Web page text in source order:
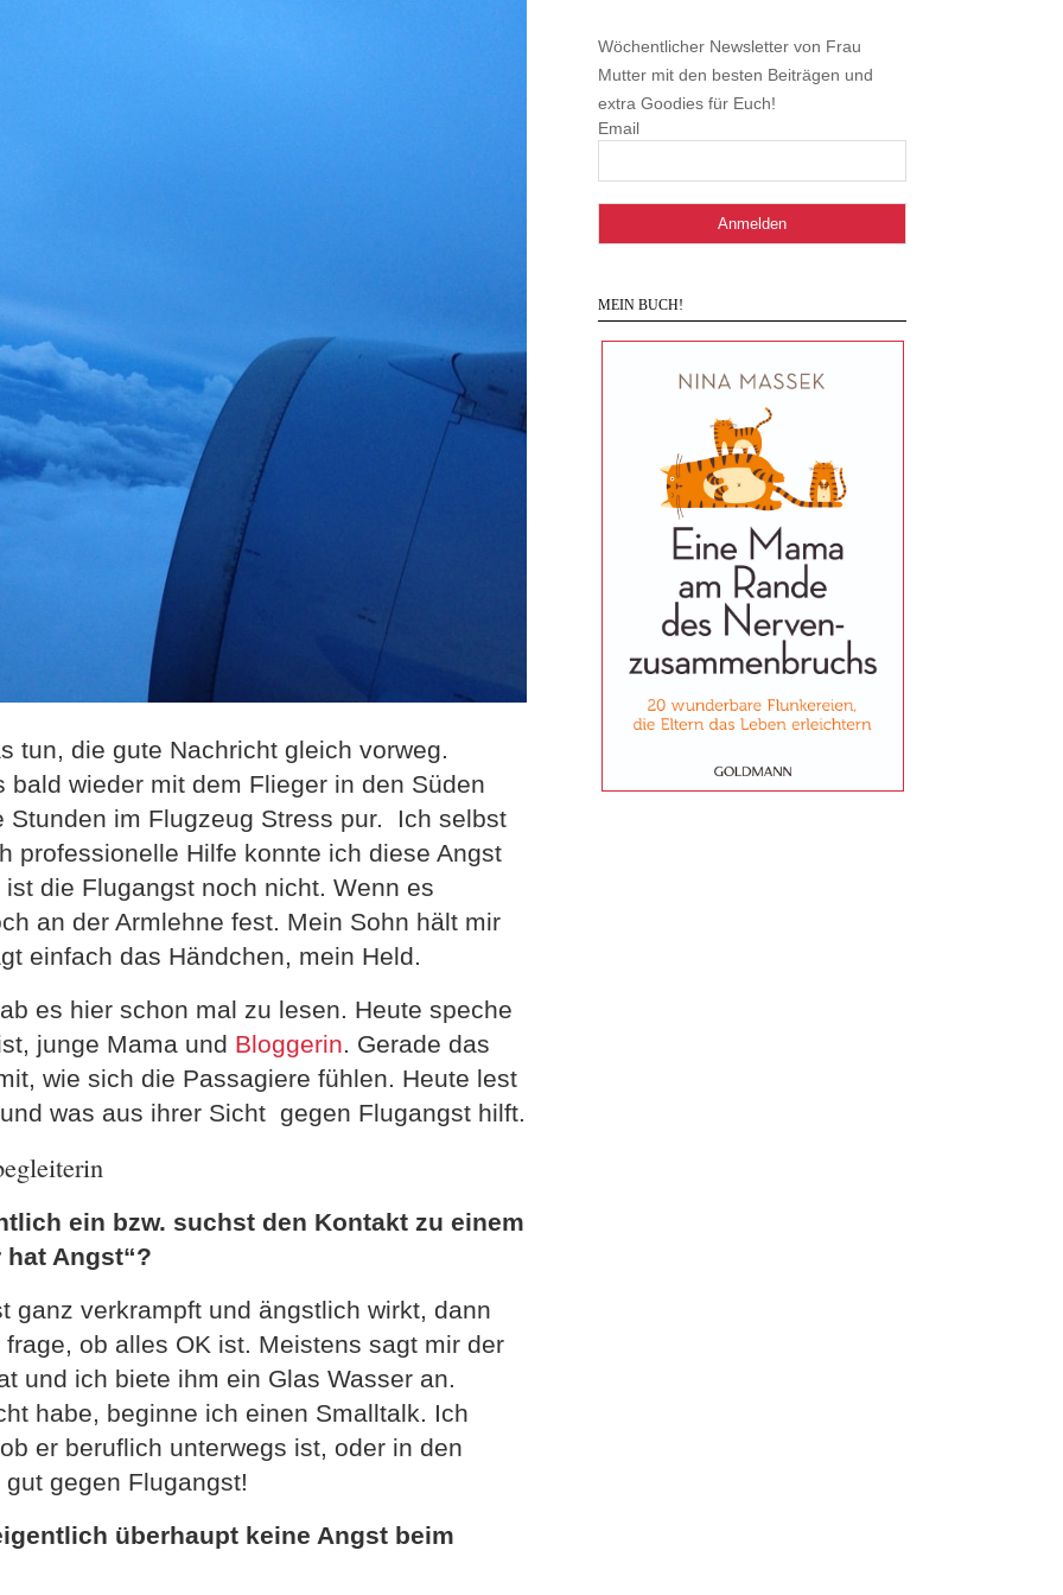
tun, die gute Nachricht gleich vorweg.
wieder mit dem Flieger in den Süden
Stunden im Flugzeug Stress pur. Ich selbst
professionelle Hilfe konnte ich diese Angst
die Flugangst noch nicht. Wenn es
an der Armlehne fest. Mein Sohn hält mir
einfach das Händchen, mein Held.
es hier schon mal zu lesen. Heute speche
junge Mama und Bloggerin. Gerade das
wie sich die Passagiere fühlen. Heute lest
was aus ihrer Sicht gegen Flugangst hilft.
ein bzw. suchst den Kontakt zu einem
hat Angst“?
ganz verkrampft und ängstlich wirkt, dann
ob alles OK ist. Meistens sagt mir der
und ich biete ihm ein Glas Wasser an.
habe, beginne ich einen Smalltalk. Ich
er beruflich unterwegs ist, oder in den
gegen Flugangst!
überhaupt keine Angst beim
Wöchentlicher Newsletter von Frau
Mutter mit den besten Beiträgen und
extra Goodies für Euch!
Email
MEIN BUCH!